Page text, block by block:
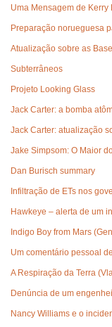
Uma Mensagem de Kerry
Preparação norueguesa
Atualização sobre as
Subterrâneos
Projeto Looking Glass
Jack Carter: a bomba
Jack Carter: atualização
Jake Simpsom: O Maior
Dan Burisch summary
Infiltração de ETs nos
Hawkeye – alerta de um
Indigo Boy from Mars
Um comentário pessoal
A Respiração da Terra
Denúncia de um
Nancy Williams e o